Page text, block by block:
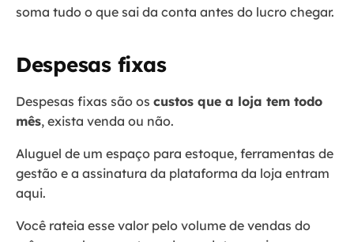
soma tudo o que sai da conta antes do lucro chegar.
Despesas fixas
Despesas fixas são os custos que a loja tem todo
mês, exista venda ou não.
Aluguel de um espaço para estoque, ferramentas de
gestão e a assinatura da plataforma da loja entram
aqui.
Você rateia esse valor pelo volume de vendas do